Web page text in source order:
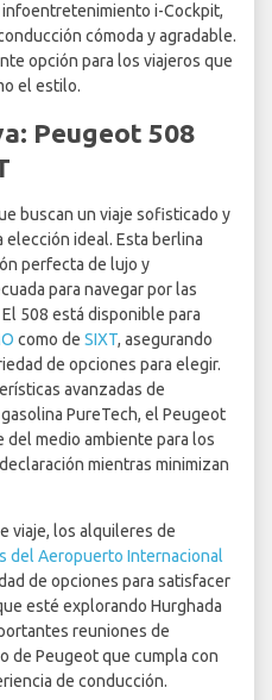
infoentretenimiento i-Cockpit,
cómoda y agradable.
opción para los viajeros que
el estilo.
Peugeot 508
buscan un viaje sofisticado y
ideal. Esta berlina
perfecta de lujo y
para navegar por las
508 está disponible para
como de SIXT, asegurando
de opciones para elegir.
avanzadas de
PureTech, el Peugeot
medio ambiente para los
mientras minimizan
viaje, los alquileres de
del Aeropuerto Internacional
de opciones para satisfacer
esté explorando Hurghada
reuniones de
de Peugeot que cumpla con
de conducción.